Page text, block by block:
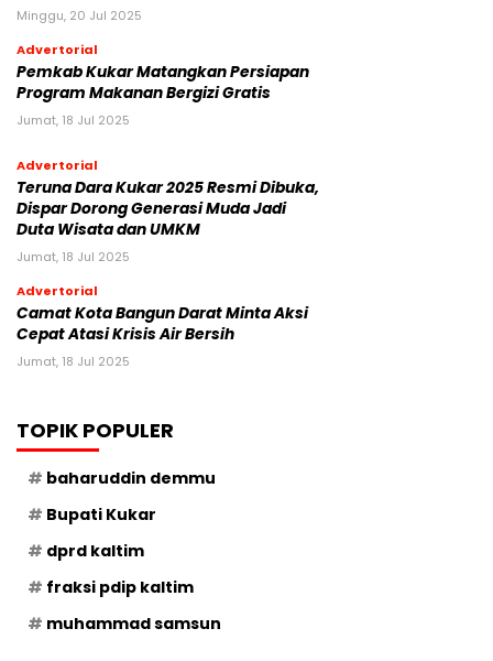
Minggu, 20 Jul 2025
Advertorial
Pemkab Kukar Matangkan Persiapan
Program Makanan Bergizi Gratis
Jumat, 18 Jul 2025
Advertorial
Teruna Dara Kukar 2025 Resmi Dibuka,
Dispar Dorong Generasi Muda Jadi
Duta Wisata dan UMKM
Jumat, 18 Jul 2025
Advertorial
Camat Kota Bangun Darat Minta Aksi
Cepat Atasi Krisis Air Bersih
Jumat, 18 Jul 2025
TOPIK POPULER
baharuddin demmu
Bupati Kukar
dprd kaltim
fraksi pdip kaltim
muhammad samsun